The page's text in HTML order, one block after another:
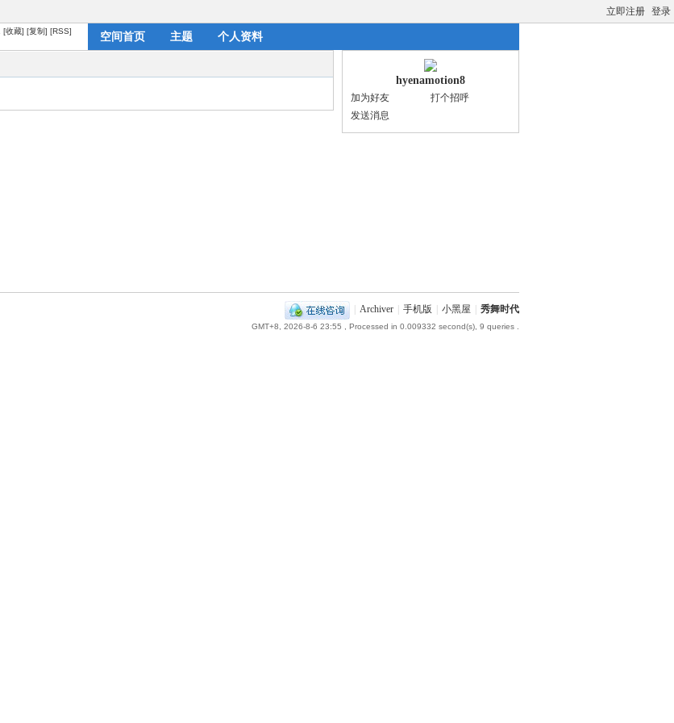
立即注册 登录
[收藏] [复制] [RSS] 空间首页 主题 个人资料
hyenamotion8
加为好友
打个招呼
发送消息
Archiver 手机版 小黑屋 秀舞时代
GMT+8, 2026-8-6 23:55 , Processed in 0.009332 second(s), 9 queries .